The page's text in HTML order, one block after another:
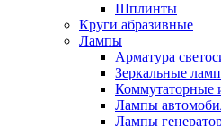
Шплинты
Круги абразивные
Лампы
Арматура
Зеркальные
Коммутаторные
Лампы
Лампы